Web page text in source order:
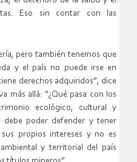
Eso sin contar con las
pero también tenemos que
y el país no puede irse en
derechos adquiridos”, dice
más allá: “¿Qué pasa con los
ecológico, cultural y
debe poder defender y tener
propios intereses y no es
y territorial del país